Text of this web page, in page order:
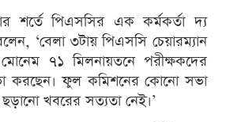
শর্তে পিএসসির এক কর্মকর্তা দ্য
‘বেলা ৩টায় পিএসসি চেয়ারম্যান
৭১ মিলনায়তনে পরীক্ষকদের
করছেন। ফুল কমিশনের কোনো সভা
খবরের সত্যতা নেই।’